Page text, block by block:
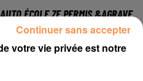
ÉCOLE ZE PERMIS &AGRAVE
INSIDE !!!
auto école ZE PERMIS à Pau,
votre vie privée est notre
Continuer sans accepter